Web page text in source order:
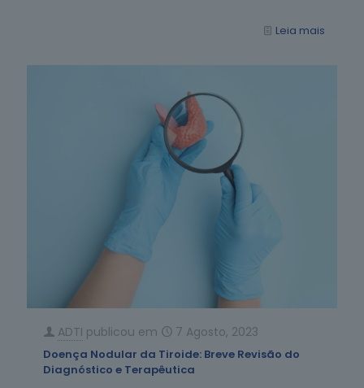
Leia mais
ADTI publicou em 7 Agosto, 2023
Doença Nodular da Tiroide: Breve Revisão do
Diagnóstico e Terapêutica